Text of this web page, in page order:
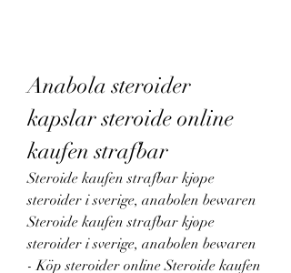
Anabola steroider
kapslar steroide online
kaufen strafbar
Steroide kaufen strafbar kjøpe
steroider i sverige, anabolen bewaren
Steroide kaufen strafbar kjøpe
steroider i sverige, anabolen bewaren
- Köp steroider online Steroide kaufen